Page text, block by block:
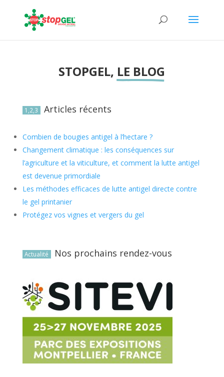
STOPGEL, LE BLOG
1,2,3 Articles récents
Combien de bougies antigel à l’hectare ?
Changement climatique : les conséquences sur
l’agriculture et la viticulture, et comment la lutte antigel
est devenue primordiale
Les méthodes efficaces de lutte antigel directe contre
le gel printanier
Protégez vos vignes et vergers du gel
Actualité Nos prochains rendez-vous